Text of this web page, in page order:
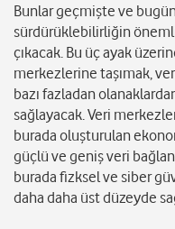
Bunlar geçmişte ve
sürdürüklebilirliğin
çıkacak. Bu üç ayak
merkezlerine taşımak,
bazı fazladan
sağlayacak. Veri
burada oluşturulan
güçlü ve geniş veri
burada fizksel ve siber
daha daha üst düzeyde